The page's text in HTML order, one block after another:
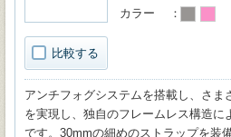
比較する
カラー
アンチフォグシステムを搭載し、さま
を実現し、独自のフレームレス構造に
です。30mmの細めのストラップを装